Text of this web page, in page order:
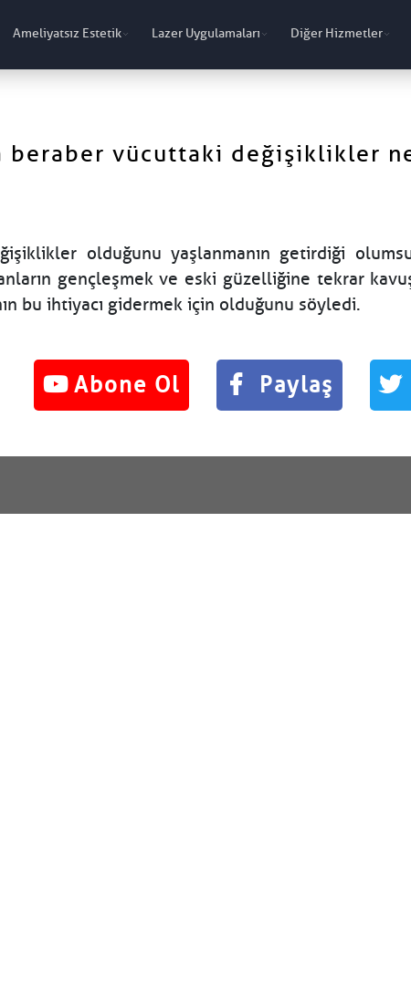
Ameliyatsız Estetik Lazer Uygulamaları Diğer Hizmetler
beraber vücuttaki değişiklikler
olduğunu yaşlanmanın getirdiği
gençleşmek ve eski güzelliğine tekrar
bu ihtiyacı gidermek için olduğunu söyledi.
Abone Ol Paylaş